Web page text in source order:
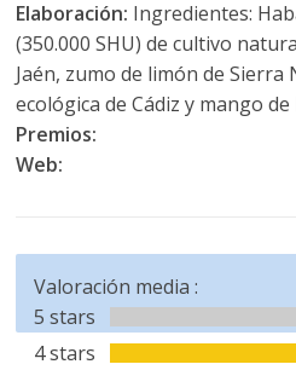
Elaboración: Ingredientes:
(350.000 SHU) de cultivo
Jaén, zumo de limón de Sierra
ecológica de Cádiz y mango
Premios:
Web:
Valoración media :
5 stars
4 stars